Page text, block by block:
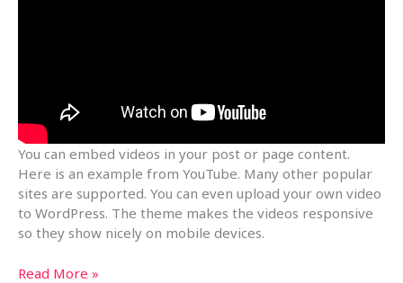
You can embed videos in your post or page content.
Here is an example from YouTube. Many other popular
sites are supported. You can even upload your own video
to WordPress. The theme makes the videos responsive
so they show nicely on mobile devices.
Embed
Read More »